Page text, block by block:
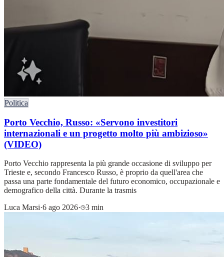
Politica
Porto Vecchio, Russo: «Servono investitori
internazionali e un progetto molto più ambizioso»
(VIDEO)
Porto Vecchio rappresenta la più grande occasione di sviluppo per
Trieste e, secondo Francesco Russo, è proprio da quell'area che
passa una parte fondamentale del futuro economico, occupazionale e
demografico della città. Durante la trasmis
Luca Marsi·6 ago 2026· 3 min